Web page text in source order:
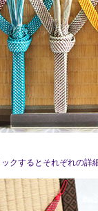
クするとそれぞれの詳